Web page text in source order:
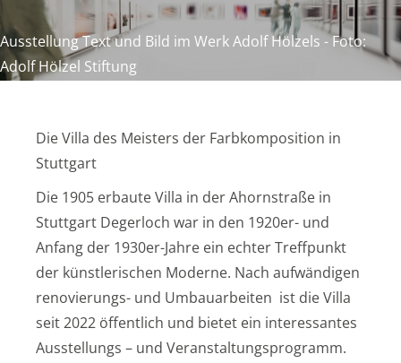
Ausstellung Text und Bild im Werk Adolf Hölzels - Foto:
Adolf Hölzel Stiftung
Die Villa des Meisters der Farbkomposition in
Stuttgart
Die 1905 erbaute Villa in der Ahornstraße in
Stuttgart Degerloch war in den 1920er- und
Anfang der 1930er-Jahre ein echter Treffpunkt
der künstlerischen Moderne. Nach aufwändigen
renovierungs- und Umbauarbeiten ist die Villa
seit 2022 öffentlich und bietet ein interessantes
Ausstellungs – und Veranstaltungsprogramm.